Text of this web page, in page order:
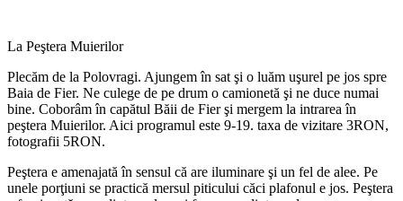
La Peştera Muierilor
Plecăm de la Polovragi. Ajungem în sat şi o luăm uşurel pe jos spre
Baia de Fier. Ne culege de pe drum o camionetă şi ne duce numai
bine. Coborâm în capătul Băii de Fier şi mergem la intrarea în
peştera Muierilor. Aici programul este 9-19. taxa de vizitare 3RON,
fotografii 5RON.
Peştera e amenajată în sensul că are iluminare şi un fel de alee. Pe
unele porţiuni se practică mersul piticului căci plafonul e jos. Peştera